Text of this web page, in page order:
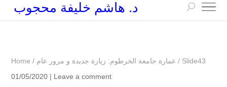
د. هاشم خليفة محجوب
Home / عمارة جامعة الخرطوم: زيارة جديدة و مرور عام / Slide43
01/05/2020 | Leave a comment